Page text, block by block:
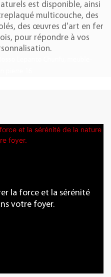
est disponible, ainsi
multicouche, des
des œuvres d'art en fer
pour répondre à vos
la force et la sérénité
votre foyer.